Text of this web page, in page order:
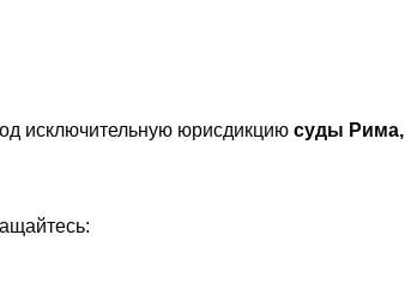
исключительную юрисдикцию суды